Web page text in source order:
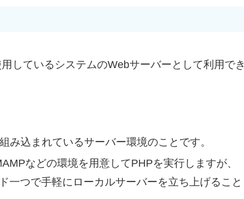
しているシステムのWebサーバーとして利用でき
み込まれているサーバー環境のことです。
などの環境を用意してPHPを実行しますが、
一つで手軽にローカルサーバーを立ち上げること